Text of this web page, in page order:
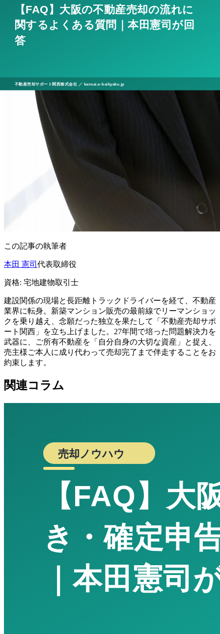
この記事の執筆者
本田 憲司 代表取締役
資格: 宅地建物取引士
建設関係の現場と長距離トラックドライバーを経て、不動産
業界に転身。新築マンション販売の最前線でリーマンショッ
クを乗り越え、念願だった独立を果たして「不動産売却サポ
ート関西」を立ち上げました。27年間で培った問題解決力を
武器に、ご所有不動産を「自分自身の大切な資産」と捉え、
売主様ご本人に成り代わって売却完了まで伴走することをお
約束します。
関連コラム